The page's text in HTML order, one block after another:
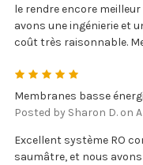
le rendre encore
avons une ingénierie et
coût très raisonnable.
Membranes basse
Posted by Sharon D. on
Excellent système RO
saumâtre, et nous